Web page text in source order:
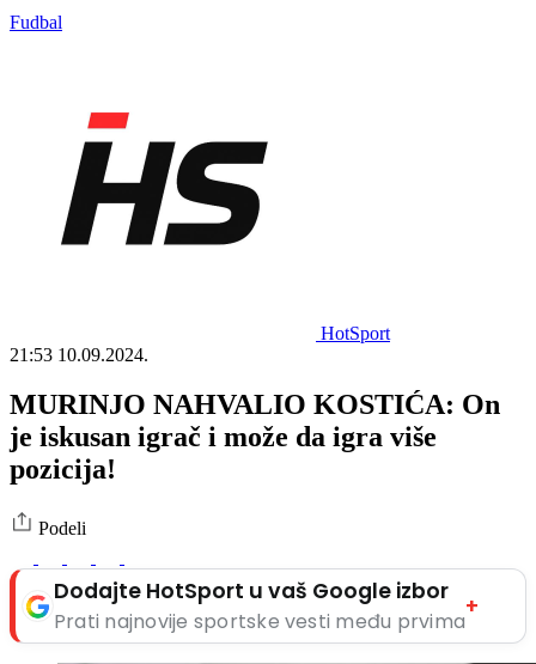
Fudbal
HotSport
21:53 10.09.2024.
MURINJO NAHVALIO KOSTIĆA: On
je iskusan igrač i može da igra više
pozicija!
Podeli
Dodajte HotSport u vaš Google izbor
Prati najnovije sportske vesti među prvima
+